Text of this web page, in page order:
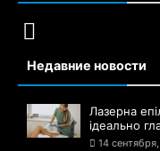
Недавние новости
Лазерна
ідеально
14